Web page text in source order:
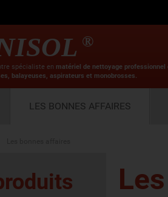
®
spécialiste en matériel de nettoyage professionnel
balayeuses, aspirateurs et monobrosses.
LES BONNES AFFAIRES